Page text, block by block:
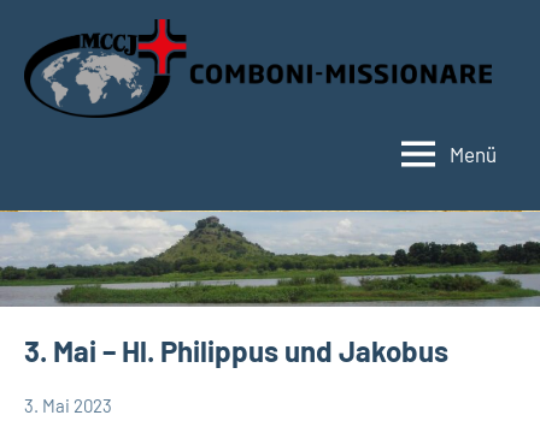
Inhalt
springen
Menü
3. Mai – Hl. Philippus und Jakobus
3. Mai 2023